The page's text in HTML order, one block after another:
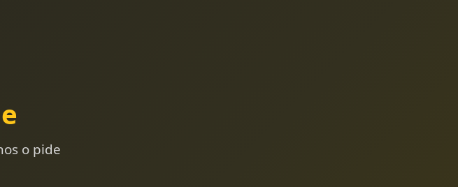
o pide